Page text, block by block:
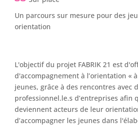
Un parcours sur mesure pour des
orientation
L'objectif du projet FABRIK 21 est
d'accompagnement à l’orientation «
jeunes, grâce à des rencontres avec
professionnel.le.s d’entreprises afin
deviennent acteurs de leur
d’accompagner les jeunes dans